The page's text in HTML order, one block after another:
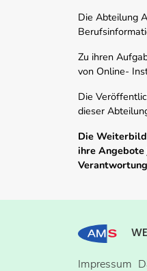
Die Abteilung
Zu ihren
von Online-
Die
dieser
Die
ihre
Impressum